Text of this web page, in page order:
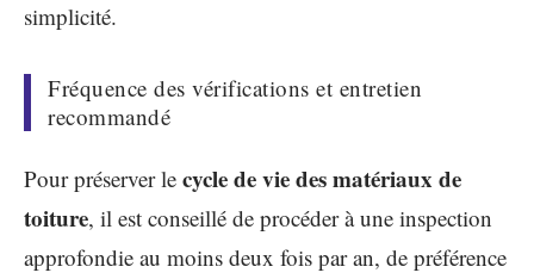
simplicité.
Fréquence des vérifications et entretien
recommandé
Pour préserver le cycle de vie des matériaux de
toiture, il est conseillé de procéder à une inspection
approfondie au moins deux fois par an, de préférence